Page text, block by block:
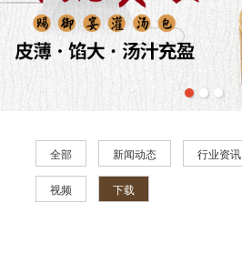
全部 新闻动态 行业资讯
视频 下载